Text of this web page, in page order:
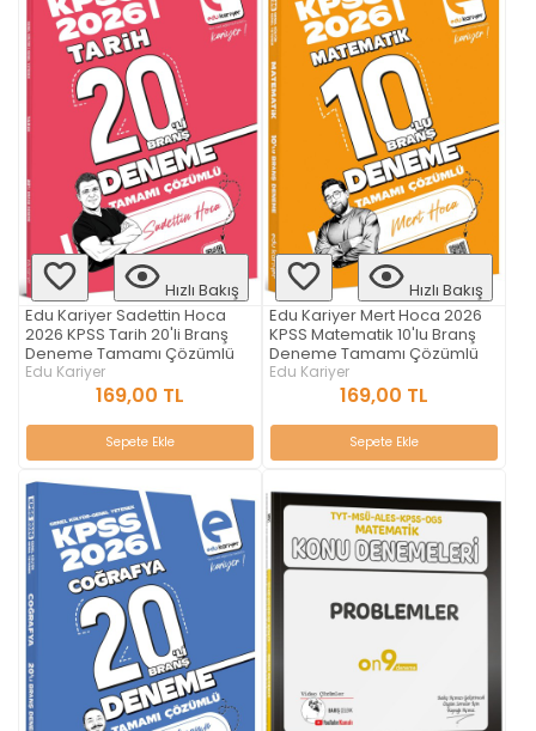
Hızlı Bakış
Edu Kariyer Sadettin Hoca
2026 KPSS Tarih 20'li Branş
Deneme Tamamı Çözümlü
Edu Kariyer
169,00 TL
Sepete Ekle
Hızlı Bakış
Edu Kariyer Mert Hoca 2026
KPSS Matematik 10'lu Branş
Deneme Tamamı Çözümlü
Edu Kariyer
169,00 TL
Sepete Ekle